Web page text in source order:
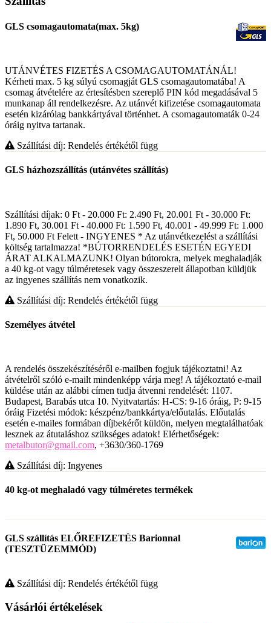
GLS csomagautomata(max. 5kg)
UTÁNVÉTES FIZETÉS A CSOMAGAUTOMATÁNÁL!
Kérheti max. 5 kg súlyú csomagját GLS csomagautomatába! A
csomag átvételére az értesítésben szereplő PIN kód megadásával 5
munkanap áll rendelkezésre. Az utánvét kifizetése csomagautomata
esetén kizárólag bankkártyával történhet. A csomagautomaták 0-24
óráig nyitva tartanak.
Szállítási díj: Rendelés értékétől függ
GLS házhozszállítás (utánvétes szállítás)
Szállítási díjak: 0 Ft - 20.000 Ft: 2.490 Ft, 20.001 Ft - 30.000 Ft:
1.890 Ft, 30.001 Ft - 40.000 Ft: 1.590 Ft, 40.001 - 49.999 Ft: 1.000
Ft, 50.000 Ft Felett - INGYENES * Az utánvétkezelést a szállítási
költség tartalmazza! *BÚTORRENDELÉS ESETÉN EGYEDI
ÁRAT ALKALMAZUNK! Olyan bútorokra, melyek meghaladják
a 40 kg-ot vagy túlméretesek vagy összeszerelt állapotban küldjük
az ingyenes szállítás nem vonatkozik.
Szállítási díj: Rendelés értékétől függ
Személyes átvétel
A rendelés összekészítéséről e-mailben fogjuk tájékoztatni! Az
átvételről szóló e-mailt mindenképp várja meg! A tájékoztató e-mail
küldése után az alábbi címen tudja átvenni rendelését: 1107.
Budapest, Barabás utca 10. Nyitvatartás: H-CS: 9-16 óráig, P: 9-15
óráig Fizetési módok: készpénz/bankkártya/előutalás. Előutalás
esetén e-mailes formában díjbekérőt küldön, melyen megtalálhatóak
lesznek az átutaláshoz szükséges adatok! Elérhetőségek:
metalbutor@gmail.com, +3630/360-1769
Szállítási díj: Ingyenes
40 kg-ot meghaladó vagy túlméretes termékek
GLS szállítás ELŐREFIZETÉS Barionnal
(TESZTÜZEMMÓD)
Szállítási díj: Rendelés értékétől függ
Vásárlói értékelések